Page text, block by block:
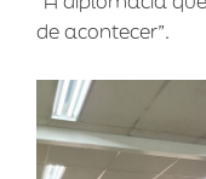
de acontecer”.